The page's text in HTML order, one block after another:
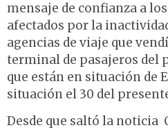
mensaje de confianza a
afectados por la
agencias de viaje que
terminal de pasajeros del
que están en situación de
situación el 30 del
Desde que saltó la noticia